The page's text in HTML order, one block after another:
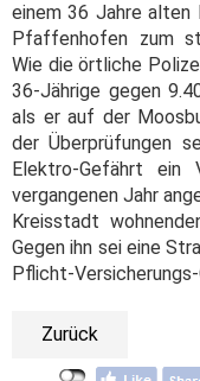
einem 36 Jahre
Pfaffenhofen zum
Wie die örtliche
36-Jährige gegen
als er auf der
der Überprüfungen
Elektro-Gefährt ein
vergangenen Jahr
Kreisstadt
Gegen ihn sei eine
Pflicht-
Zurück